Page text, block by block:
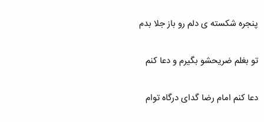
پنجره شکسته ی دلم رو باز جلا بدم
تو بغلم ضریحشو بگیرم و دعا کنم
دعا کنم امام رضا گدای درگاه توام